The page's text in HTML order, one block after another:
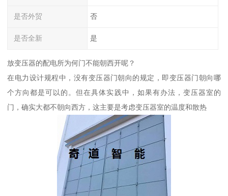
是否外贸 否
是否全新 是
放变压器的配电所为何门不能朝西开呢？
在电力设计规程中，没有变压器门朝向的规定，即变压器门朝向哪
个方向都是可以的。但在具体实践中，如果有办法，变压器室的
门，确实大都不朝向西方，这主要是考虑变压器室的温度和散热